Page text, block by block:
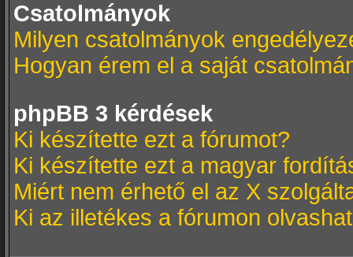
Csatolmányok
Milyen csatolmányok
Hogyan érem el a saját
phpBB 3 kérdések
Ki készítette ezt a fórumot?
Ki készítette ezt a magyar
Miért nem érhető el az X
Ki az illetékes a fórumon